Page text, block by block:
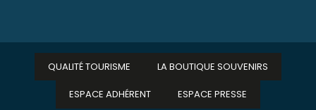
QUALITÉ TOURISME LA BOUTIQUE SOUVENIRS
ESPACE ADHÉRENT ESPACE PRESSE